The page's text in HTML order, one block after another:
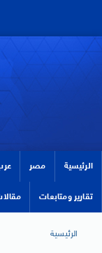
الرئيسية مصر
تقارير ومتابعات
الرئيسية